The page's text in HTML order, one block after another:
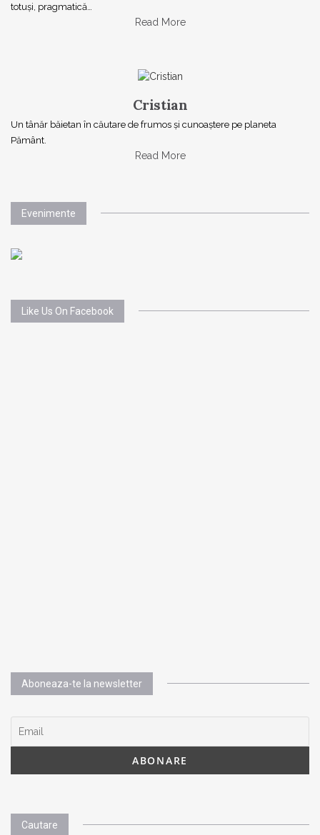
totuşi, pragmatică…
Read More
Cristian
Un tânăr băietan în căutare de frumos și cunoaștere pe planeta
Pământ.
Read More
Evenimente
Like Us On Facebook
Aboneaza-te la newsletter
Cautare